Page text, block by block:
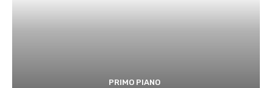
PRIMO PIANO